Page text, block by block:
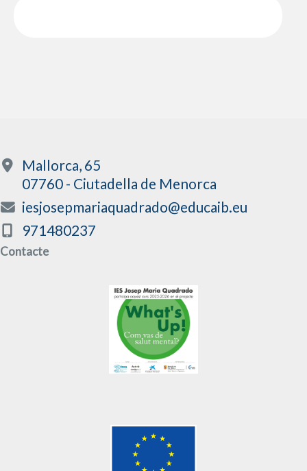
Mallorca, 65
07760 - Ciutadella de Menorca
iesjosepmariaquadrado@educaib.eu
971480237
Contacte